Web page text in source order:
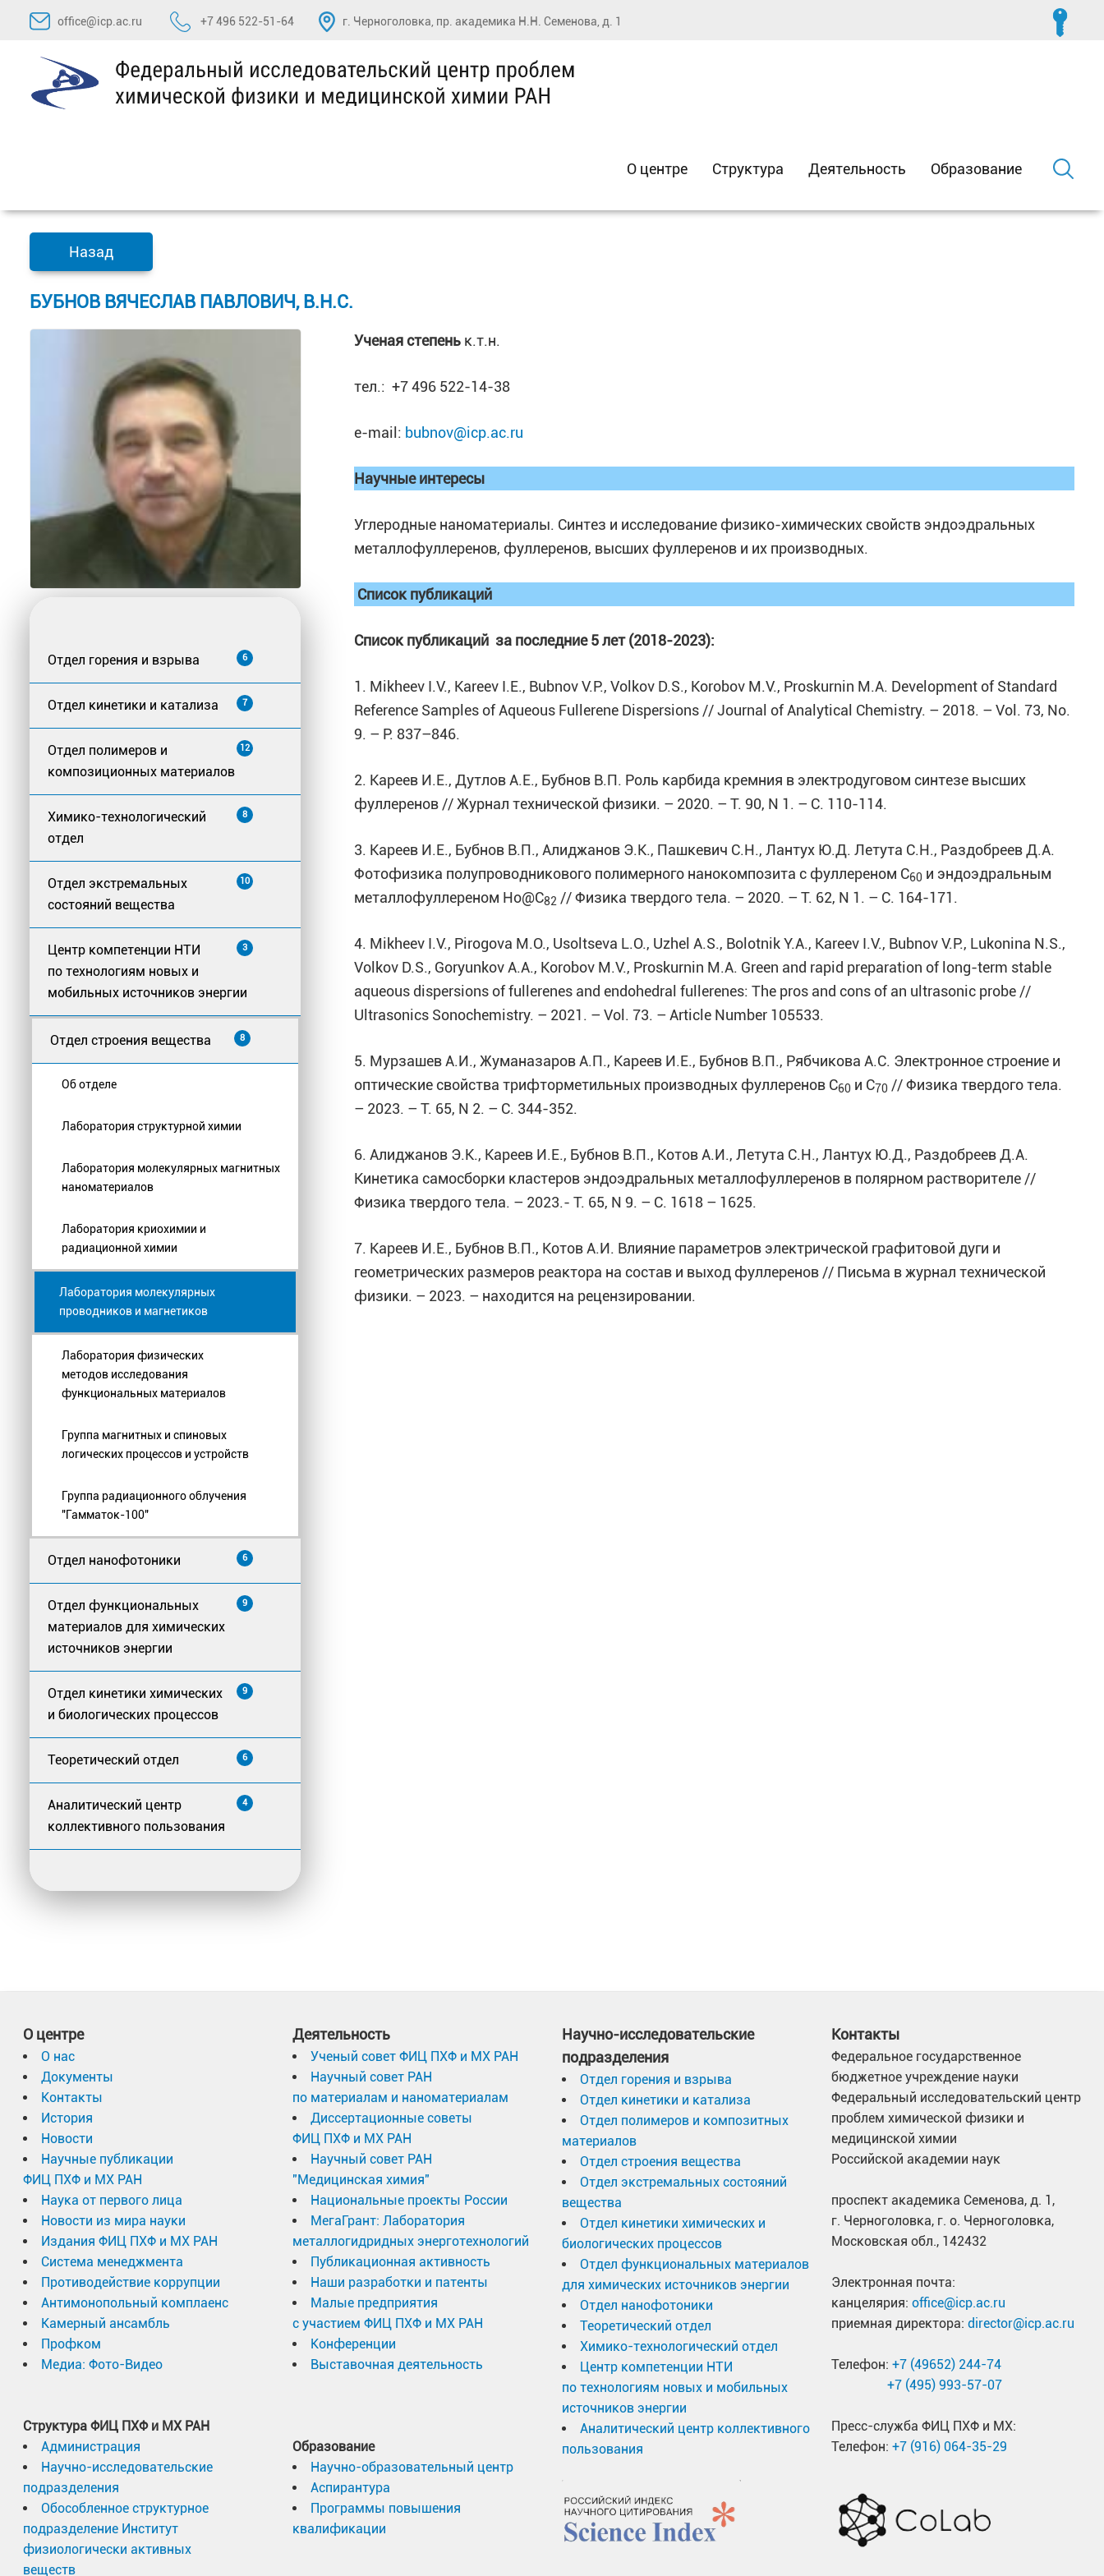
Перейти
содержимому
office@icp.ac.ru +7 496 522-51-64 г. Черноголовка, пр. академика Н.Н. Семенова, д. 1
О центре Структура Деятельность Образование
Назад
БУБНОВ ВЯЧЕСЛАВ ПАВЛОВИЧ, В.Н.С.
Отдел горения и взрыва 6
Отдел кинетики и катализа 7
Отдел полимеров и
композиционных материалов
12
Химико-технологический
отдел
8
Отдел экстремальных
состояний вещества
10
Центр компетенции НТИ
по технологиям новых и
мобильных источников энергии
3
Отдел строения вещества 8
Об отделе
Лаборатория структурной химии
Лаборатория молекулярных магнитных
наноматериалов
Лаборатория криохимии и
радиационной химии
Лаборатория молекулярных
проводников и магнетиков
Лаборатория физических
методов исследования
функциональных материалов
Группа магнитных и спиновых
логических процессов и устройств
Группа радиационного облучения
"Гамматок-100"
Отдел нанофотоники 6
Отдел функциональных
материалов для химических
источников энергии
9
Отдел кинетики химических
и биологических процессов
9
Теоретический отдел 6
Аналитический центр
коллективного пользования
4
Ученая степень к.т.н.
тел.: +7 496 522-14-38
e-mail: bubnov@icp.ac.ru
Научные интересы
Углеродные наноматериалы. Синтез и исследование физико-химических свойств эндоэдральных
металлофуллеренов, фуллеренов, высших фуллеренов и их производных.
Список публикаций
Список публикаций за последние 5 лет (2018-2023):
1. Mikheev I.V., Kareev I.E., Bubnov V.P., Volkov D.S., Korobov M.V., Proskurnin M.A. Development of Standard
Reference Samples of Aqueous Fullerene Dispersions // Journal of Analytical Chemistry. – 2018. – Vol. 73, No.
9. – P. 837–846.
2. Кареев И.Е., Дутлов А.Е., Бубнов В.П. Роль карбида кремния в электродуговом синтезе высших
фуллеренов // Журнал технической физики. – 2020. – Т. 90, N 1. – С. 110-114.
3. Кареев И.Е., Бубнов В.П., Алиджанов Э.К., Пашкевич С.Н., Лантух Ю.Д. Летута С.Н., Раздобреев Д.А.
Фотофизика полупроводникового полимерного нанокомпозита с фуллереном С60 и эндоэдральным
металлофуллереном Ho@C82 // Физика твердого тела. – 2020. – Т. 62, N 1. – С. 164-171.
4. Mikheev I.V., Pirogova M.O., Usoltseva L.O., Uzhel A.S., Bolotnik Y.A., Kareev I.V., Bubnov V.P., Lukonina N.S.,
Volkov D.S., Goryunkov A.A., Korobov M.V., Proskurnin M.A. Green and rapid preparation of long-term stable
aqueous dispersions of fullerenes and endohedral fullerenes: The pros and cons of an ultrasonic probe //
Ultrasonics Sonochemistry. – 2021. – Vol. 73. – Article Number 105533.
5. Мурзашев А.И., Жуманазаров А.П., Кареев И.Е., Бубнов В.П., Рябчикова А.С. Электронное строение и
оптические свойства трифторметильных производных фуллеренов С60 и С70 // Физика твердого тела.
– 2023. – Т. 65, N 2. – С. 344-352.
6. Алиджанов Э.К., Кареев И.Е., Бубнов В.П., Котов А.И., Летута С.Н., Лантух Ю.Д., Раздобреев Д.А.
Кинетика самосборки кластеров эндоэдральных металлофуллеренов в полярном растворителе //
Физика твердого тела. – 2023.- Т. 65, N 9. – С. 1618 – 1625.
7. Кареев И.Е., Бубнов В.П., Котов А.И. Влияние параметров электрической графитовой дуги и
геометрических размеров реактора на состав и выход фуллеренов // Письма в журнал технической
физики. – 2023. – находится на рецензировании.
О центре
О нас
Документы
Контакты
История
Новости
Научные публикации
ФИЦ ПХФ и МХ РАН
Наука от первого лица
Новости из мира науки
Издания ФИЦ ПХФ и МХ РАН
Система менеджмента
Противодействие коррупции
Антимонопольный комплаенс
Камерный ансамбль
Профком
Медиа: Фото-Видео
Структура ФИЦ ПХФ и МХ РАН
Администрация
Научно-исследовательские
подразделения
Обособленное структурное
подразделение Институт
физиологически активных
веществ
Деятельность
Ученый совет ФИЦ ПХФ и МХ РАН
Научный совет РАН
по материалам и наноматериалам
Диссертационные советы
ФИЦ ПХФ и МХ РАН
Научный совет РАН
"Медицинская химия"
Национальные проекты России
МегаГрант: Лаборатория
металлогидридных энерготехнологий
Публикационная активность
Наши разработки и патенты
Малые предприятия
с участием ФИЦ ПХФ и МХ РАН
Конференции
Выставочная деятельность
Образование
Научно-образовательный центр
Аспирантура
Программы повышения
квалификации
Научно-исследовательские
подразделения
Отдел горения и взрыва
Отдел кинетики и катализа
Отдел полимеров и композитных
материалов
Отдел строения вещества
Отдел экстремальных состояний
вещества
Отдел кинетики химических и
биологических процессов
Отдел функциональных материалов
для химических источников энергии
Отдел нанофотоники
Теоретический отдел
Химико-технологический отдел
Центр компетенции НТИ
по технологиям новых и мобильных
источников энергии
Аналитический центр коллективного
пользования
Контакты
Федеральное государственное
бюджетное учреждение науки
Федеральный исследовательский центр
проблем химической физики и
медицинской химии
Российской академии наук
проспект академика Семенова, д. 1,
г. Черноголовка, г. о. Черноголовка,
Московская обл., 142432
Электронная почта:
канцелярия: office@icp.ac.ru
приемная директора: director@icp.ac.ru
Телефон: +7 (49652) 244-74
+7 (495) 993-57-07
Пресс-служба ФИЦ ПХФ и МХ:
Телефон: +7 (916) 064-35-29